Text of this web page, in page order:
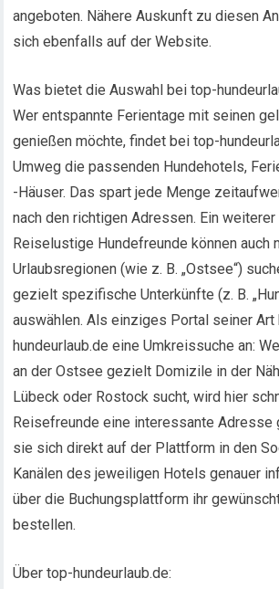
angeboten. Nähere Auskunft zu diesen
sich ebenfalls auf der Website.
Was bietet die Auswahl bei top-
Wer entspannte Ferientage mit seinen
genießen möchte, findet bei top-
Umweg die passenden Hundehotels,
-Häuser. Das spart jede Menge
nach den richtigen Adressen. Ein weiterer
Reiselustige Hundefreunde können auch
Urlaubsregionen (wie z. B. „Ostsee“)
gezielt spezifische Unterkünfte (z. B.
auswählen. Als einziges Portal seiner
hundeurlaub.de eine Umkreissuche an:
an der Ostsee gezielt Domizile in der
Lübeck oder Rostock sucht, wird hier
Reisefreunde eine interessante Adresse
sie sich direkt auf der Plattform in den
Kanälen des jeweiligen Hotels genauer
über die Buchungsplattform ihr
bestellen.
Über top-hundeurlaub.de: